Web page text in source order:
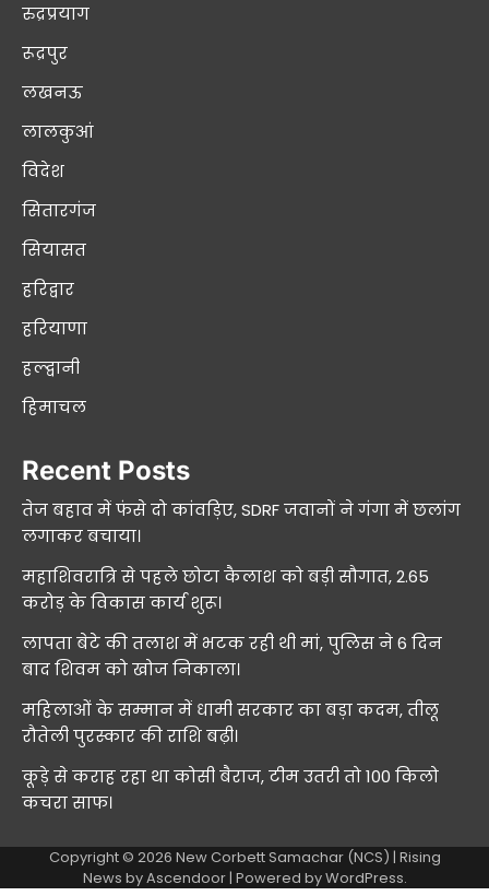
रुद्रप्रयाग
रूद्रपुर
लखनऊ
लालकुआं
विदेश
सितारगंज
सियासत
हरिद्वार
हरियाणा
हल्द्वानी
हिमाचल
Recent Posts
तेज बहाव में फंसे दो कांवड़िए, SDRF जवानों ने गंगा में छलांग
लगाकर बचाया।
महाशिवरात्रि से पहले छोटा कैलाश को बड़ी सौगात, 2.65
करोड़ के विकास कार्य शुरू।
लापता बेटे की तलाश में भटक रही थी मां, पुलिस ने 6 दिन
बाद शिवम को खोज निकाला।
महिलाओं के सम्मान में धामी सरकार का बड़ा कदम, तीलू
रौतेली पुरस्कार की राशि बढ़ी।
कूड़े से कराह रहा था कोसी बैराज, टीम उतरी तो 100 किलो
कचरा साफ।
Copyright © 2026 New Corbett Samachar (NCS) | Rising
News byAscendoor| Powered byWordPress.